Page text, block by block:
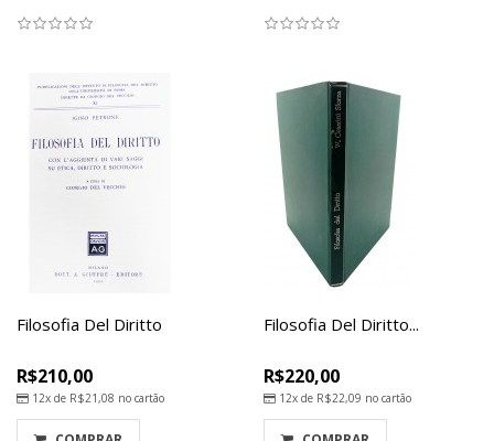
Filosofia Del Diritto
R$210,00
12x de R$21,08 no cartão
Filosofia Del Diritto...
R$220,00
12x de R$22,09 no cartão